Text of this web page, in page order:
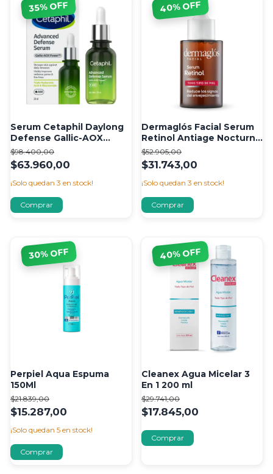
Serum Cetaphil Daylong
Defense Gallic-AOX
Power x30ml
$63.960,00
$98.400,00
35% OFF
¡Solo quedan 3 en stock!
Dermaglós Facial Serum
Retinol Antiage Nocturno
X 25ml
$31.743,00
$52.905,00
40% OFF
¡Solo quedan 3 en stock!
Perpiel Aqua Espuma
150Ml
$15.287,00
$21.839,00
30% OFF
¡Solo quedan 5 en stock!
Cleanex Agua Micelar 3
En 1 200 ml
$17.845,00
$29.741,00
40% OFF